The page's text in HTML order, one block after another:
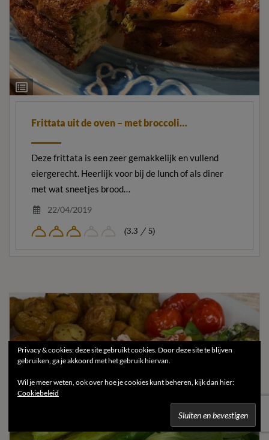
Ingrediëntenlijst
Frittata uit de oven – met broccoli…
Deze frittata is een zeer gemakkelijk en vullend
eiergerecht. Heerlijk voor bij de lunch of als diner
met wat sneetjes brood…
22/04/2019
(3.3 / 5)
Privacy & cookies: deze site gebruikt cookies. Door deze site te blijven
gebruiken, ga je akkoord met het gebruik hiervan.
Wil je meer weten, ook over hoe je cookies kunt beheren, kijk dan hier:
Cookiebeleid